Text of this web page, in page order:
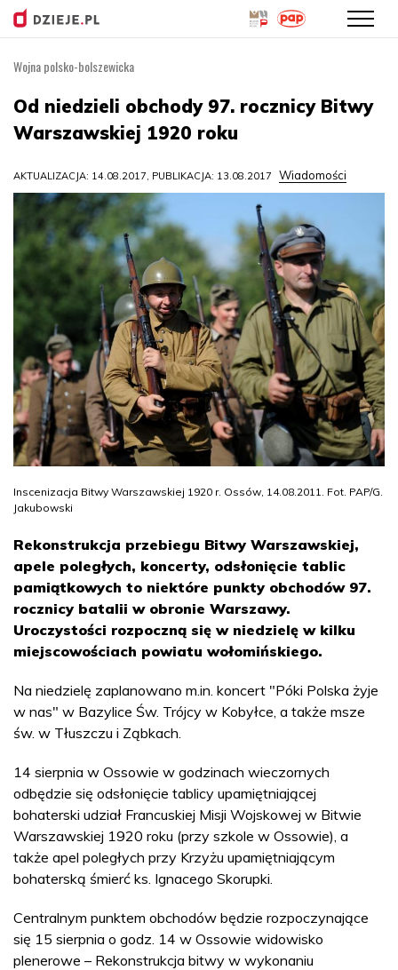
treści
Wojna polsko-bolszewicka
Od niedzieli obchody 97. rocznicy Bitwy
Warszawskiej 1920 roku
AKTUALIZACJA: 14.08.2017, PUBLIKACJA: 13.08.2017 Wiadomości
Inscenizacja Bitwy Warszawskiej 1920 r. Ossów, 14.08.2011. Fot. PAP/G.
Jakubowski
Rekonstrukcja przebiegu Bitwy Warszawskiej,
apele poległych, koncerty, odsłonięcie tablic
pamiątkowych to niektóre punkty obchodów 97.
rocznicy batalii w obronie Warszawy.
Uroczystości rozpoczną się w niedzielę w kilku
miejscowościach powiatu wołomińskiego.
Na niedzielę zaplanowano m.in. koncert "Póki Polska żyje
w nas" w Bazylice Św. Trójcy w Kobyłce, a także msze
św. w Tłuszczu i Ząbkach.
14 sierpnia w Ossowie w godzinach wieczornych
odbędzie się odsłonięcie tablicy upamiętniającej
bohaterski udział Francuskiej Misji Wojskowej w Bitwie
Warszawskiej 1920 roku (przy szkole w Ossowie), a
także apel poległych przy Krzyżu upamiętniającym
bohaterską śmierć ks. Ignacego Skorupki.
Centralnym punktem obchodów będzie rozpoczynające
się 15 sierpnia o godz. 14 w Ossowie widowisko
plenerowe – Rekonstrukcja bitwy w wykonaniu